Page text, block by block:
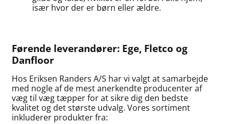
især hvor der er børn eller ældre.
Førende leverandører: Ege, Fletco og
Danfloor
Hos Eriksen Randers A/S har vi valgt at samarbejde
med nogle af de mest anerkendte producenter af
væg til væg tæpper for at sikre dig den bedste
kvalitet og det største udvalg. Vores sortiment
inkluderer produkter fra: